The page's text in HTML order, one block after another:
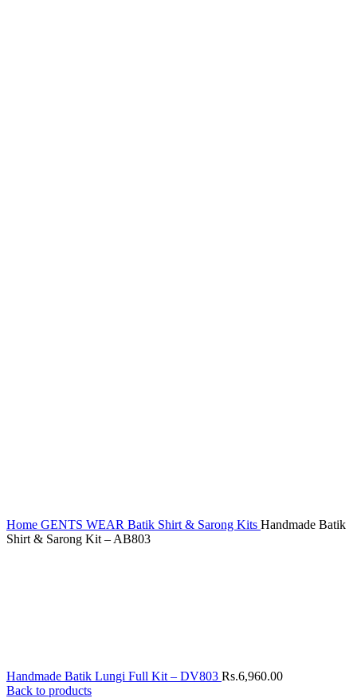
Home GENTS WEAR Batik Shirt & Sarong Kits Handmade Batik
Shirt & Sarong Kit – AB803
Handmade Batik Lungi Full Kit – DV803 Rs.6,960.00
Back to products